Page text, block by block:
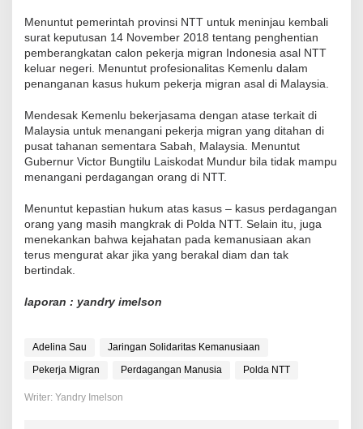
Menuntut pemerintah provinsi NTT untuk meninjau kembali
surat keputusan 14 November 2018 tentang penghentian
pemberangkatan calon pekerja migran Indonesia asal NTT
keluar negeri. Menuntut profesionalitas Kemenlu dalam
penanganan kasus hukum pekerja migran asal di Malaysia.
Mendesak Kemenlu bekerjasama dengan atase terkait di
Malaysia untuk menangani pekerja migran yang ditahan di
pusat tahanan sementara Sabah, Malaysia. Menuntut
Gubernur Victor Bungtilu Laiskodat Mundur bila tidak mampu
menangani perdagangan orang di NTT.
Menuntut kepastian hukum atas kasus – kasus perdagangan
orang yang masih mangkrak di Polda NTT. Selain itu, juga
menekankan bahwa kejahatan pada kemanusiaan akan
terus mengurat akar jika yang berakal diam dan tak
bertindak.
laporan : yandry imelson
Adelina Sau
Jaringan Solidaritas Kemanusiaan
Pekerja Migran
Perdagangan Manusia Polda NTT
Writer: Yandry Imelson